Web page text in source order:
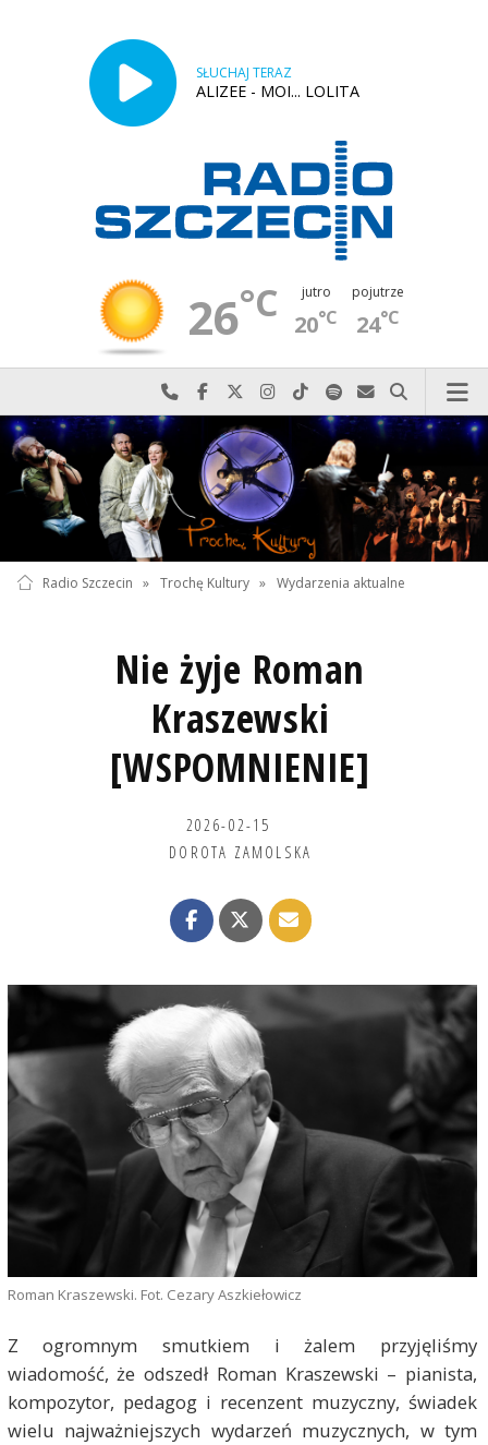
SŁUCHAJ TERAZ
ALIZEE - MOI... LOLITA
26°C jutro
20°C
pojutrze
24°C
Najlepiej po prostu do nas zadzwoń
Odwiedź nas na Facebook-u
Odwiedź nas na X
Odwiedź nas na Instagram-ie
Odwiedź nas na TikTok-u
Szukaj nas na Spotify
Wyślij do nas
Szukaj
Radio Szczecin » Trochę Kultury » Wydarzenia aktualne
Nie żyje Roman
Kraszewski
[WSPOMNIENIE]
2026-02-15
DOROTA ZAMOLSKA
Roman Kraszewski. Fot. Cezary Aszkiełowicz
Z ogromnym smutkiem i żalem przyjęliśmy
wiadomość, że odszedł Roman Kraszewski – pianista,
kompozytor, pedagog i recenzent muzyczny, świadek
wielu najważniejszych wydarzeń muzycznych, w tym